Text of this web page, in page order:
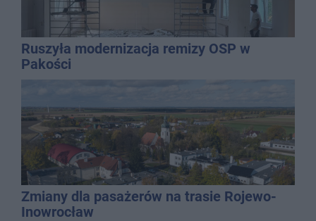
Ruszyła modernizacja remizy OSP w
Pakości
Zmiany dla pasażerów na trasie Rojewo-
Inowrocław